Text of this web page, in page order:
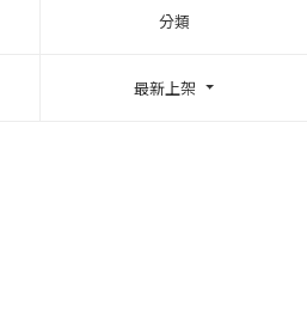
分類
最新上架